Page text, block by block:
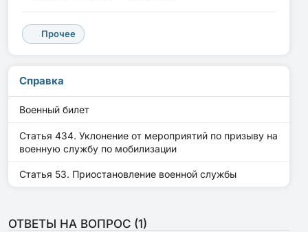
Прочее
Справка
Военный билет
Статья 434. Уклонение от мероприятий по призыву на
военную службу по мобилизации
Статья 53. Приостановление военной службы
ОТВЕТЫ НА ВОПРОС (1)